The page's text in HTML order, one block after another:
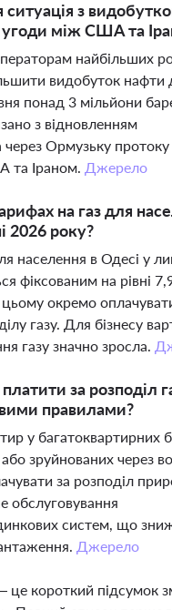
ситуація з
угоди між США та
найбільших
видобуток нафти
понад 3 мільйони
з відновленням
через Ормузьку протоку
та Іраном. Джерело
на газ для
2026 року?
населення в Одесі у
фіксованим на рівні
окремо
газу. Для бізнесу
газу значно зросла.
за розподіл
правилами?
у багатоквартирних
зруйнованих через
за розподіл
обслуговування
систем, що
Джерело
короткий підсумок